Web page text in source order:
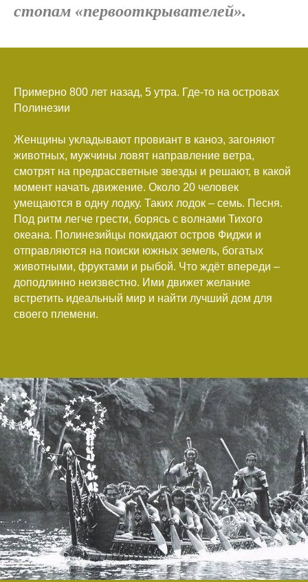
стопам «первооткрывателей».
Примерно 800 лет назад, 5 утра. Где-то на островах
Полинезии
Женщины укладывают провиант в каноэ, загоняют
животных, мужчины ловят направление ветра,
смотрят на предрассветные звезды и решают, в какой
момент начать движение. Около 20 человек
умещаются в одну лодку. Таких лодок – семь. Песня.
Под ритм легче грести, борясь с волнами Тихого
океана. Полинезийцы покидают остров Фиджи и
отправляются на поиски южных земель, богатых
животными, фруктами и рыбой. Что ждёт впереди –
доподлинно неизвестно. Ими движет желание
встретить идеальный мир и найти лучший дом для
своего племени.